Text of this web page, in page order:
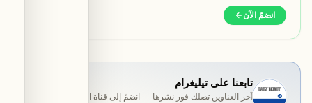
انضمّ الآن
تابعنا على تيليغرام
آخر العناوين تصلك فور نشرها — انضمّ إلى قناة المخصّصة بلغتك.